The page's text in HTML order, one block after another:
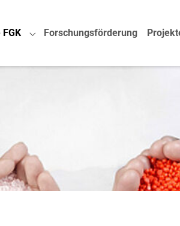
Submenu for "Über die FGK"
Forschungsförderung